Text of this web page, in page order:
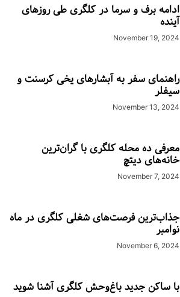
ادامه برف و سرما در کلگری طی روزهای
آینده
November 19, 2024
راهنمای سفر به آبشارهای یخی کرسنت و
سیفلر
November 13, 2024
معرفی ده محله کلگری با گران‌ترین
خانه‌های دیتچ
November 7, 2024
جذاب‌ترین فرصت‌های شغلی کلگری در ماه
نوامبر
November 6, 2024
با ساکن جدید باغ‌وحش کلگری آشنا شوید